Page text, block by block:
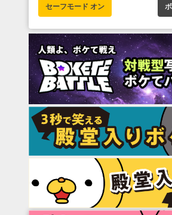
セーフモード オン